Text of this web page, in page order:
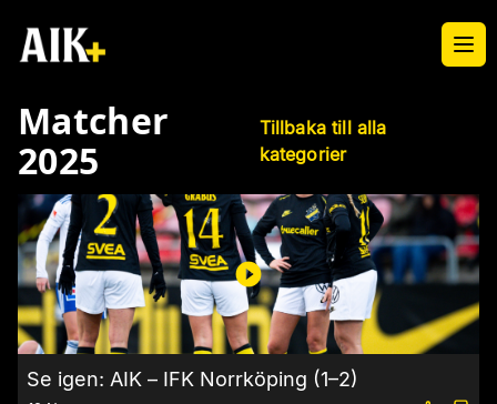
Matcher
2025
Tillbaka till alla
kategorier
Se igen: AIK – IFK Norrköping (1–2)